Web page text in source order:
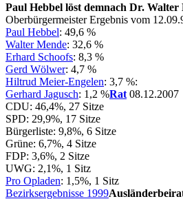
Paul Hebbel löst demnach Dr.
Oberbürgermeister Ergebnis vom
Paul Hebbel: 49,6 %
Walter Mende: 32,6 %
Erhard Schoofs: 8,3 %
Gerd Wölwer: 4,7 %
Hiltrud Meier-Engelen: 3,7 %:
Gerhard Jagusch: 1,2 %Rat 08.12.2007
CDU: 46,4%, 27 Sitze
SPD: 29,9%, 17 Sitze
Bürgerliste: 9,8%, 6 Sitze
Grüne: 6,7%, 4 Sitze
FDP: 3,6%, 2 Sitze
UWG: 2,1%, 1 Sitz
Pro Opladen: 1,5%, 1 Sitz
Bezirksergebnisse 1999